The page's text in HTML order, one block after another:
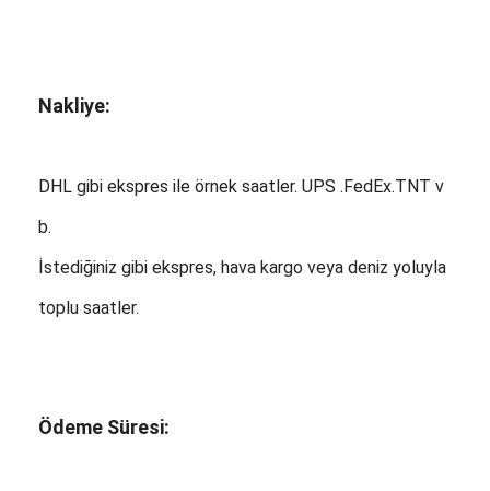
Nakliye:
DHL gibi ekspres ile örnek saatler. UPS .FedEx.TNT v
b.
İstediğiniz gibi ekspres, hava kargo veya deniz yoluyla
toplu saatler.
Ödeme Süresi: